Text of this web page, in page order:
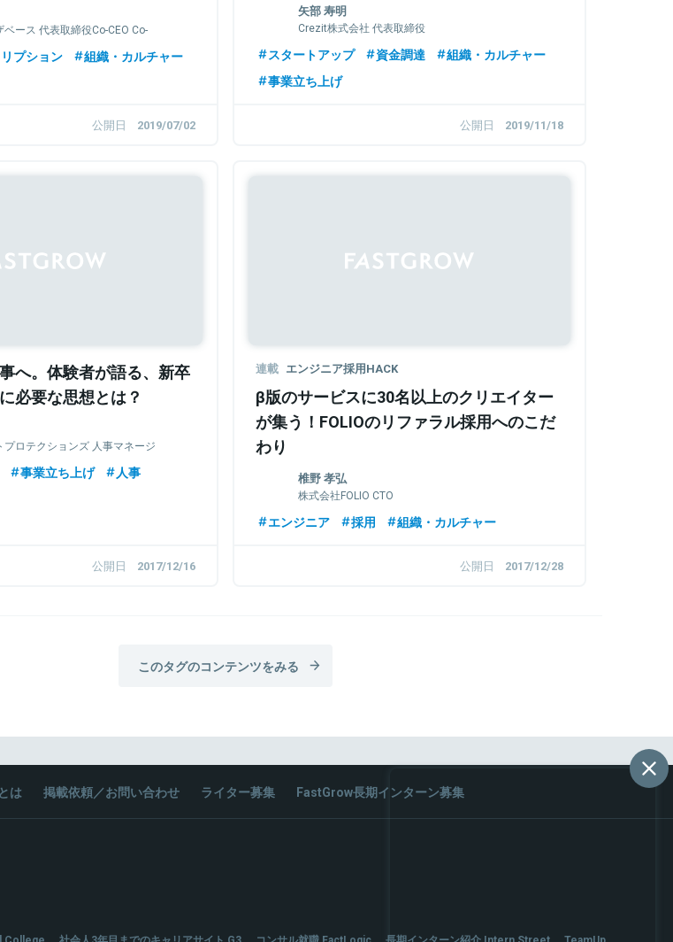
ース 代表取締役Co-CEO Co-
Officer
プション 組織・カルチャー
公開日 2019/07/02
矢部 寿明
Crezit株式会社 代表取締役
スタートアップ 資金調達
組織・カルチャー
事業立ち上げ
公開日 2019/11/18
へ。体験者が語る、新卒
必要な思想とは？
ロテクションズ 人事マネージ
事業立ち上げ 人事
公開日 2017/12/16
連載 エンジニア採用HACK
β版のサービスに30名以上のクリエイター
が集う！FOLIOのリファラル採用へのこだ
わり
椎野 孝弘
株式会社FOLIO CTO
エンジニア 採用 組織・カルチャー
公開日 2017/12/28
このタグのコンテンツをみる
は 掲載依頼／お問い合わせ ライター募集 FastGrow長期インターン募集